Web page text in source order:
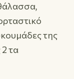
της
τα